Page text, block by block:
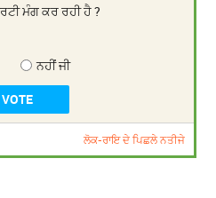
ਮੰਗ ਕਰ ਰਹੀ ਹੈ ?
ਨਹੀਂ ਜੀ
ਲੋਕ-ਰਾਇ ਦੇ ਪਿਛਲੇ ਨਤੀਜੇ